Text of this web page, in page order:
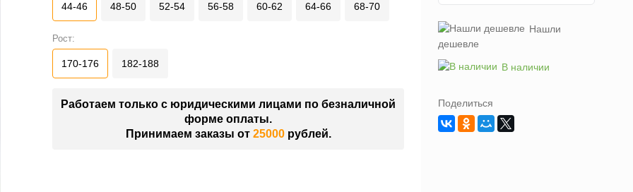
44-46 48-50 52-54 56-58 60-62 64-66 68-70
Рост:
170-176 182-188
Работаем только с юридическими лицами по безналичной
форме оплаты.
Принимаем заказы от 25000рублей.
Нашли
дешевле
В наличии
Поделиться